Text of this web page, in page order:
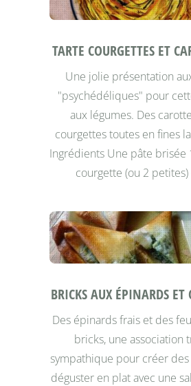
TARTE COURGETTES ET
Une jolie présentation
"psychédéliques" pour
aux légumes. Des
courgettes toutes en fines
Ingrédients Une pâte brisée
courgette (ou 2 petites)
BRICKS AUX ÉPINARDS ET
Des épinards frais et des
bricks, une association
sympathique pour créer
déguster en plat avec une